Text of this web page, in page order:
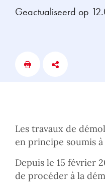
Geactualiseerd op
Les travaux de
en principe soumis à
Depuis le 15 février
de procéder à la